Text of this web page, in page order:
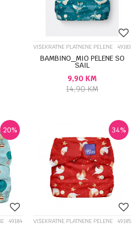
VIŠEKRATNE PLATNENE PELENE 49183
BAMBINO_MIO PELENE SO
SAIL
9,90 KM
14,90KM
20%
49184
34%
VIŠEKRATNE PLATNENE PELENE 49185